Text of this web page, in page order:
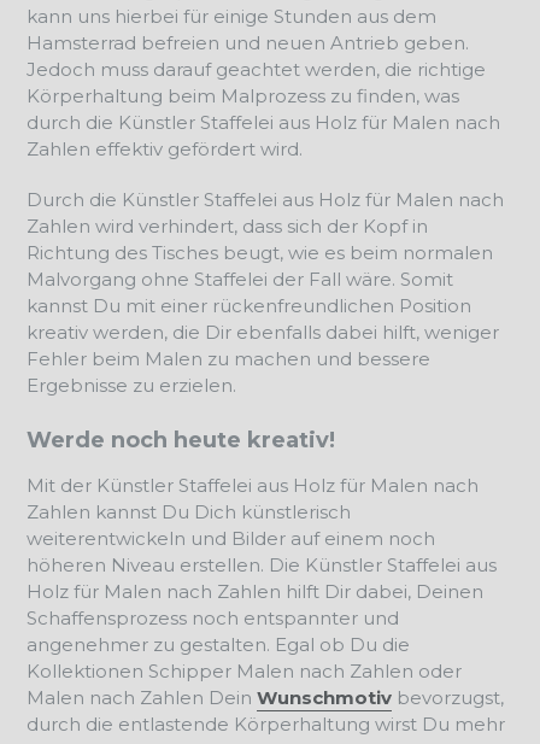
kann uns hierbei für einige Stunden aus dem
Hamsterrad befreien und neuen Antrieb geben.
Jedoch muss darauf geachtet werden, die richtige
Körperhaltung beim Malprozess zu finden, was
durch die Künstler Staffelei aus Holz für Malen nach
Zahlen effektiv gefördert wird.
Durch die Künstler Staffelei aus Holz für Malen nach
Zahlen wird verhindert, dass sich der Kopf in
Richtung des Tisches beugt, wie es beim normalen
Malvorgang ohne Staffelei der Fall wäre. Somit
kannst Du mit einer rückenfreundlichen Position
kreativ werden, die Dir ebenfalls dabei hilft, weniger
Fehler beim Malen zu machen und bessere
Ergebnisse zu erzielen.
Werde noch heute kreativ!
Mit der Künstler Staffelei aus Holz für Malen nach
Zahlen kannst Du Dich künstlerisch
weiterentwickeln und Bilder auf einem noch
höheren Niveau erstellen. Die Künstler Staffelei aus
Holz für Malen nach Zahlen hilft Dir dabei, Deinen
Schaffensprozess noch entspannter und
angenehmer zu gestalten. Egal ob Du die
Kollektionen Schipper Malen nach Zahlen oder
Malen nach Zahlen Dein Wunschmotiv bevorzugst,
durch die entlastende Körperhaltung wirst Du mehr